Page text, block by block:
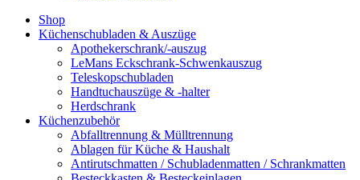
Shop
Küchenschubladen & Auszüge
Apothekerschrank/-auszug
LeMans Eckschrank-Schwenkauszug
Teleskopschubladen
Handtuchauszüge & -halter
Herdschrank
Küchenzubehör
Abfalltrennung & Mülltrennung
Ablagen für Küche & Haushalt
Antirutschmatten / Schubladenmatten / Schrankmatten